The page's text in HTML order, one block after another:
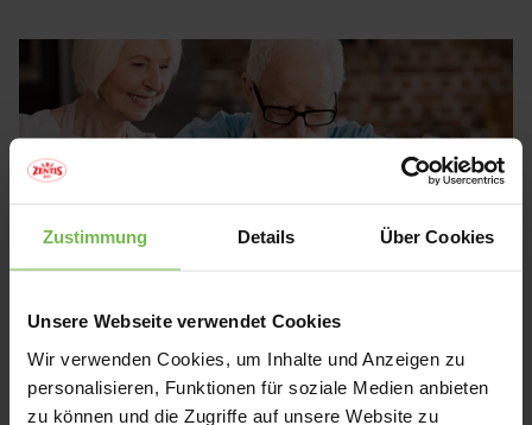
Zustimmung Details Über Cookies
Unsere Webseite verwendet Cookies
Wir verwenden Cookies, um Inhalte und Anzeigen zu
personalisieren, Funktionen für soziale Medien anbieten
zu können und die Zugriffe auf unsere Website zu